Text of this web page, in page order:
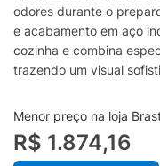
odores durante o
e acabamento em aço
cozinha e combina
trazendo um visual
Com 90 cm de largura,
fogões de 5 e 6 bocas,
de cocção para uma
Menor preço na loja
R$ 1.874,16